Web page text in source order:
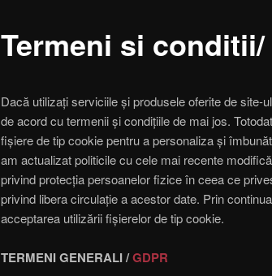
Termeni si conditii/
Dacă utilizați serviciile și produsele oferite de site-
de acord cu termenii și condițiile de mai jos.
fişiere de tip cookie pentru a personaliza și
am actualizat politicile cu cele mai recente
privind protecția persoanelor fizice în ceea ce
privind libera circulație a acestor date. Prin
acceptarea utilizării fişierelor de tip cookie.
TERMENI GENERALI /GDPR